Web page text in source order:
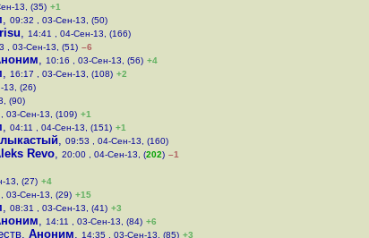
13, (35) +1
, 09:32 , 03-Сен-13, (50)
, 14:41 , 04-Сен-13, (166)
, 03-Сен-13, (51) –6
, 10:16 , 03-Сен-13, (56) +4
, 16:17 , 03-Сен-13, (108) +2
13, (26)
(90)
03-Сен-13, (109) +1
, 04:11 , 04-Сен-13, (151) +1
, 09:53 , 04-Сен-13, (160)
Revo, 20:00 , 04-Сен-13, (202) –1
13, (27) +4
03-Сен-13, (29) +15
, 08:31 , 03-Сен-13, (41) +3
, 14:11 , 03-Сен-13, (84) +6
, Аноним, 14:35 , 03-Сен-13, (85) +3